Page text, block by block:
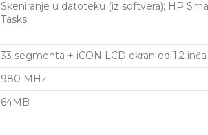
Skeniranje u datoteku (iz softvera); HP
Tasks
33 segmenta + iCON LCD ekran od 1,2 inča
980 MHz
64MB